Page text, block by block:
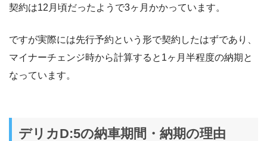
契約は12月頃だったようで3ヶ月かかっています。
ですが実際には先行予約という形で契約したはずであり、
マイナーチェンジ時から計算すると1ヶ月半程度の納期と
なっています。
デリカD:5の納車期間・納期の理由